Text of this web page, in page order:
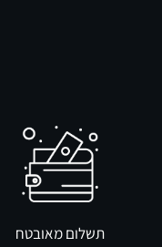
תשלום מאובטח